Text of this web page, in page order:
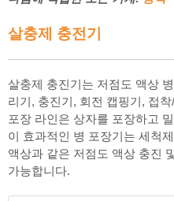
살충제 충전기
살충제 충진기는 저점도 액상
리기, 충진기, 회전 캡핑기, 접
포장 라인은 상자를 포장하고
이 효과적인 병 포장기는 세척
액상과 같은 저점도 액상 충진
가능합니다.